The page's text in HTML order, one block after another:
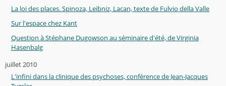
La loi des places. Spinoza, Leibniz, Lacan, texte de Fulvio della Valle
Sur l'espace chez Kant
Question à Stéphane Dugowson au séminaire d'été, de Virginia
Hasenbalg
juillet 2010
L'infini dans la clinique des psychoses, conférence de Jean-Jacques